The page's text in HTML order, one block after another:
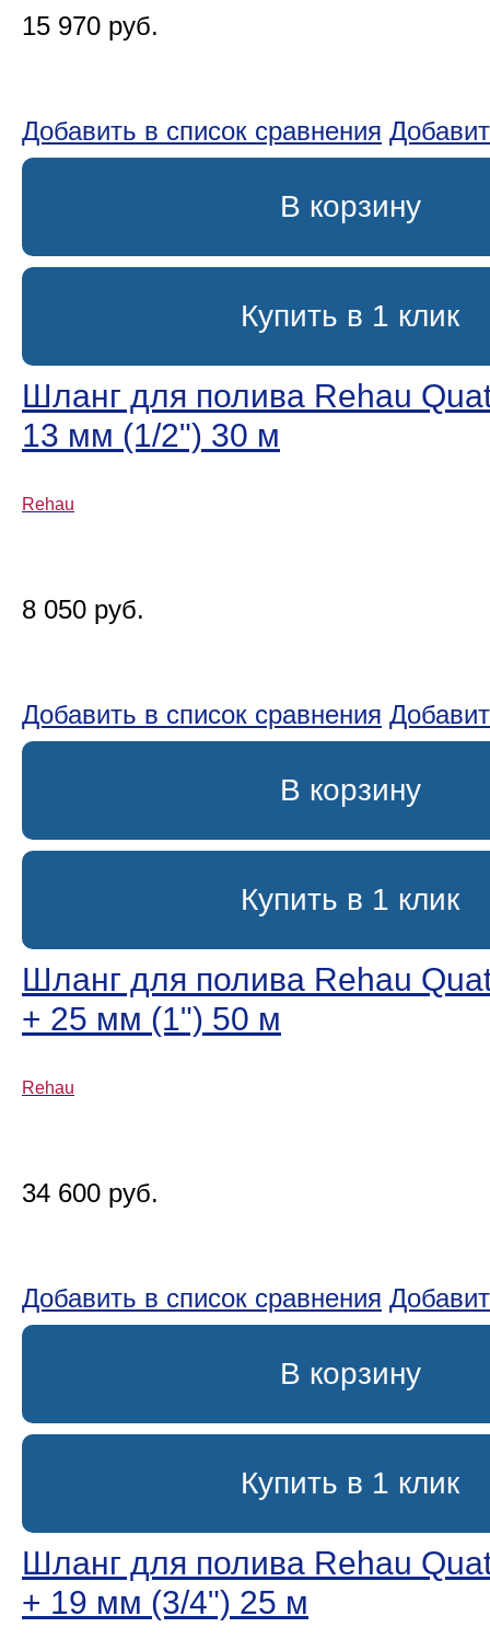
15 970 руб.
Добавить в список сравнения
В корзину
Купить в 1 клик
Шланг для полива Rehau
13 мм (1/2ʺ) 30 м
Rehau
8 050 руб.
Добавить в список сравнения
В корзину
Купить в 1 клик
Шланг для полива Rehau
+ 25 мм (1ʺ) 50 м
Rehau
34 600 руб.
Добавить в список сравнения
В корзину
Купить в 1 клик
Шланг для полива Rehau
+ 19 мм (3/4ʺ) 25 м